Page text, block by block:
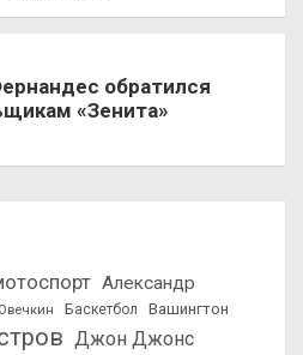
обратился
«Зенита»
Александр
Баскетбол
Вашингтон
Джон Джонс